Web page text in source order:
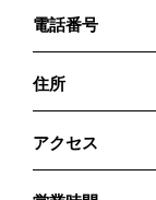
電話番号
住所
アクセス